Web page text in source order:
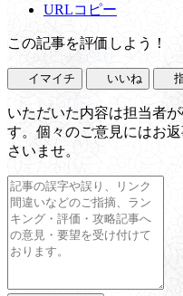
URLコピー
この記事を評価しよう！
イマイチ いいね
いただいた内容は担当者
す。個々のご意見にはお
さいませ。